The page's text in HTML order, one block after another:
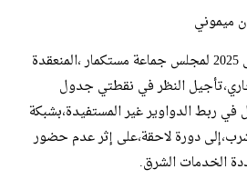
ميموني
عرفت الدورة العادية الأولى 2025 لمجلس جماعة مستكمار ،المنعقدة
فبراير الجاري،تأجيل النظر في نقطتي جدول
في ربط الدواوير غير المستفيدة،بشبكة
دورة لاحقة،على إثر عدم حضور
الخدمات الشرق.